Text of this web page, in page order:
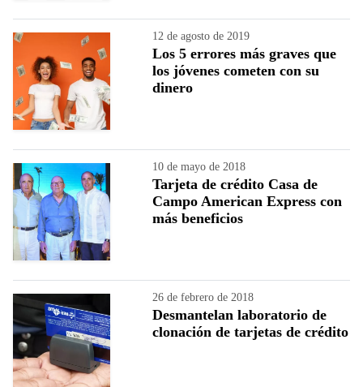
12 de agosto de 2019
Los 5 errores más graves que
los jóvenes cometen con su
dinero
10 de mayo de 2018
Tarjeta de crédito Casa de
Campo American Express con
más beneficios
26 de febrero de 2018
Desmantelan laboratorio de
clonación de tarjetas de crédito